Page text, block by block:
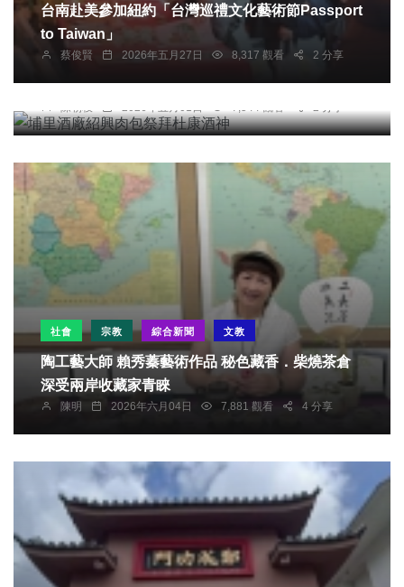
台南赴美參加紐約「台灣巡禮文化藝術節Passport
to Taiwan」
蔡俊賢 2026年五月27日 8,317 觀看 2 分享
宗教 綜合新聞
埔里酒廠紹興肉包祭拜杜康酒神
陳朝枝 2026年五月01日 7,544 觀看 2 分享
社會 宗教 綜合新聞 文教
陶工藝大師 賴秀蓁藝術作品 秘色藏香．柴燒茶倉
深受兩岸收藏家青睞
陳明 2026年六月04日 7,881 觀看 4 分享